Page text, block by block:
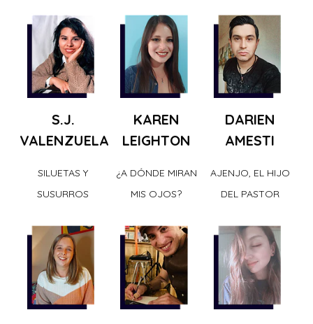
S.J.
VALENZUELA
SILUETAS Y
SUSURROS
KAREN
LEIGHTON
¿A DÓNDE MIRAN
MIS OJOS?
DARIEN
AMESTI
AJENJO, EL HIJO
DEL PASTOR